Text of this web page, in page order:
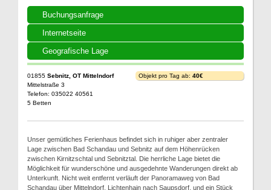
Buchungsanfrage
Internetseite
Geografische Lage
01855 Sebnitz, OT Mittelndorf
Mittelstraße 3
Telefon: 035022 40561
5 Betten
Objekt pro Tag ab: 40€
Unser gemütliches Ferienhaus befindet sich in ruhiger aber zentraler
Lage zwischen Bad Schandau und Sebnitz auf dem Höhenrücken
zwischen Kirnitzschtal und Sebnitztal. Die herrliche Lage bietet die
Möglichkeit für wunderschöne und ausgedehnte Wanderungen direkt ab
Unterkunft. Nicht weit entfernt verläuft der Panoramaweg von Bad
Schandau über Mittelndorf, Lichtenhain nach Saupsdorf, und ein Stück